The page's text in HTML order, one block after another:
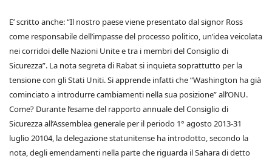
E’ scritto anche: “Il nostro paese viene presentato dal signor Ross
come responsabile dell’impasse del processo politico, un’idea veicolata
nei corridoi delle Nazioni Unite e tra i membri del Consiglio di
Sicurezza”. La nota segreta di Rabat si inquieta soprattutto per la
tensione con gli Stati Uniti. Si apprende infatti che “Washington ha già
cominciato a introdurre cambiamenti nella sua posizione” all’ONU.
Come? Durante l’esame del rapporto annuale del Consiglio di
Sicurezza all’Assemblea generale per il periodo 1° agosto 2013-31
luglio 20104, la delegazione statunitense ha introdotto, secondo la
nota, degli emendamenti nella parte che riguarda il Sahara di detto